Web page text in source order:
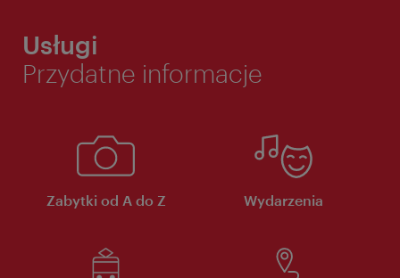
Usługi
Przydatne informacje
Zabytki od A do Z Wydarzenia